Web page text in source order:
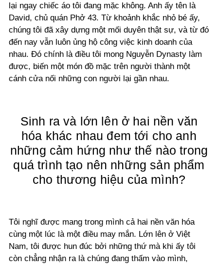
lại ngay chiếc áo tôi đang mặc không. Anh ấy tên là
David, chủ quán Phở 43. Từ khoảnh khắc nhỏ bé ấy,
chúng tôi đã xây dựng một mối duyên thật sự, và từ đó
đến nay vẫn luôn ủng hộ công việc kinh doanh của
nhau. Đó chính là điều tôi mong Nguyễn Dynasty làm
được, biến một món đồ mặc trên người thành một
cánh cửa nối những con người lại gần nhau.
Sinh ra và lớn lên ở hai nền văn
hóa khác nhau đem tới cho anh
những cảm hứng như thế nào trong
quá trình tạo nên những sản phẩm
cho thương hiệu của mình?
Tôi nghĩ được mang trong mình cả hai nền văn hóa
cùng một lúc là một điều may mắn. Lớn lên ở Việt
Nam, tôi được hun đúc bởi những thứ mà khi ấy tôi
còn chẳng nhận ra là chúng đang thấm vào mình,